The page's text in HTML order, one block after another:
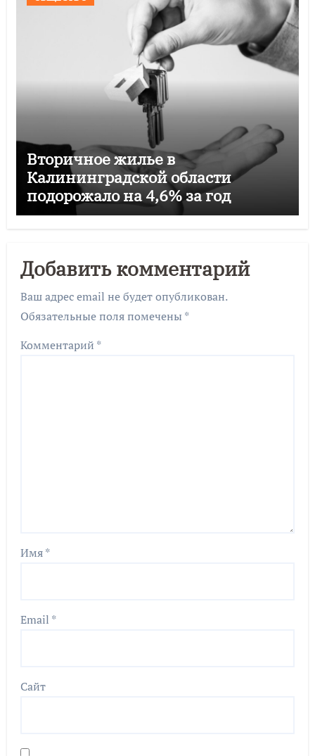
Вторичное жилье в
Калининградской области
подорожало на 4,6% за год
Добавить комментарий
Ваш адрес email не будет опубликован.
Обязательные поля помечены *
Комментарий *
Имя*
Email *
Сайт